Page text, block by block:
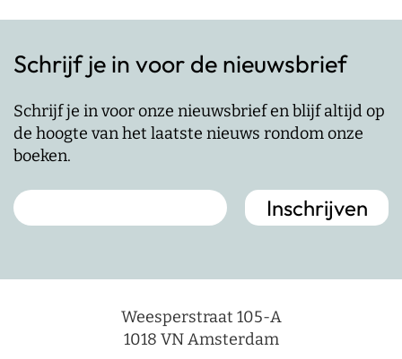
Schrijf je in voor de nieuwsbrief
Schrijf je in voor onze nieuwsbrief en blijf altijd op
de hoogte van het laatste nieuws rondom onze
boeken.
Weesperstraat 105-A
1018 VN Amsterdam